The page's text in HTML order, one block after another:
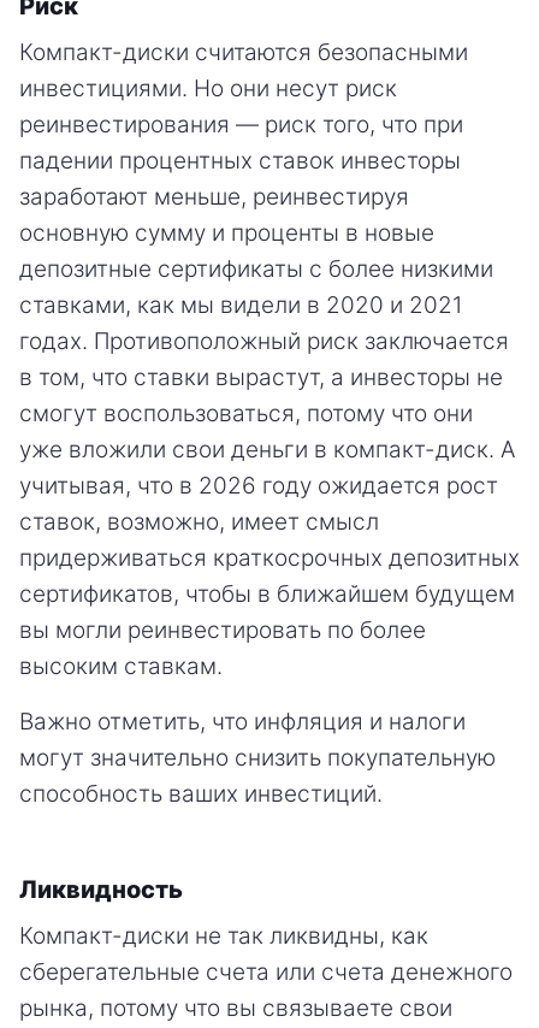
Компакт-диски считаются безопасными
инвестициями. Но они несут риск
реинвестирования — риск того, что при
падении процентных ставок инвесторы
заработают меньше, реинвестируя
основную сумму и проценты в новые
депозитные сертификаты с более низкими
ставками, как мы видели в 2020 и 2021
годах. Противоположный риск заключается
в том, что ставки вырастут, а инвесторы не
смогут воспользоваться, потому что они
уже вложили свои деньги в компакт-диск. А
учитывая, что в 2026 году ожидается рост
ставок, возможно, имеет смысл
придерживаться краткосрочных депозитных
сертификатов, чтобы в ближайшем будущем
вы могли реинвестировать по более
высоким ставкам.
Важно отметить, что инфляция и налоги
могут значительно снизить покупательную
способность ваших инвестиций.
Ликвидность
Компакт-диски не так ликвидны, как
сберегательные счета или счета денежного
рынка, потому что вы связываете свои